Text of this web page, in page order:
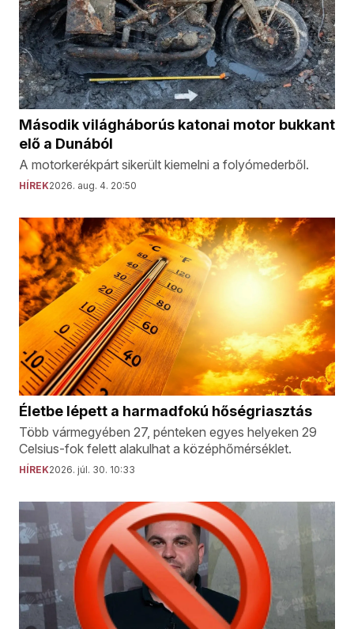
Második világháborús katonai motor bukkant
elő a Dunából
A motorkerékpárt sikerült kiemelni a folyómederből.
HÍREK2026. aug. 4. 20:50
Életbe lépett a harmadfokú hőségriasztás
Több vármegyében 27, pénteken egyes helyeken 29
Celsius-fok felett alakulhat a középhőmérséklet.
HÍREK2026. júl. 30. 10:33